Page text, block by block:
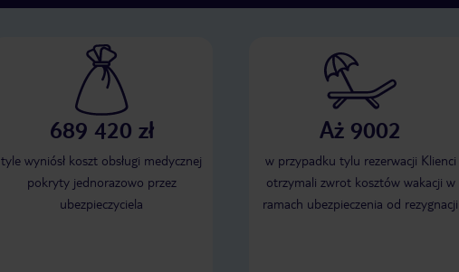
689 420 zł
tyle wyniósł koszt obsługi medycznej
pokryty jednorazowo przez
ubezpieczyciela
Aż 9002
w przypadku tylu rezerwacji Klienci
otrzymali zwrot kosztów wakacji w
ramach ubezpieczenia od rezygnacji